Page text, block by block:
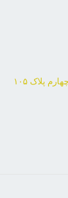
پلاک ۱۰۵